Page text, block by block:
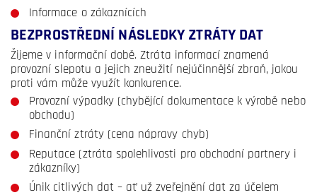
Informace o zákaznících
BEZPROSTŘEDNÍ NÁSLEDKY ZTRÁTY DAT
Žijeme v informační době. Ztráta informací znamená
provozní slepotu a jejich zneužití nejúčinnější zbraň, jakou
proti vám může využít konkurence.
Provozní výpadky (chybějící dokumentace k výrobě nebo
obchodu)
Finanční ztráty (cena nápravy chyb)
Reputace (ztráta spolehlivosti pro obchodní partnery i
zákazníky)
Únik citlivých dat – ať už zveřejnění dat za účelem